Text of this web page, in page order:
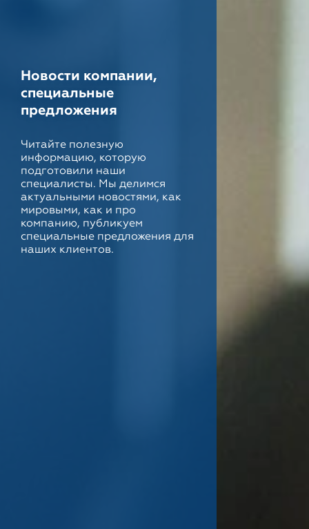
Новости компании,
специальные
предложения
Читайте полезную
информацию, которую
подготовили наши
специалисты. Мы делимся
актуальными новостями, как
мировыми, как и про
компанию, публикуем
специальные предложения для
наших клиентов.